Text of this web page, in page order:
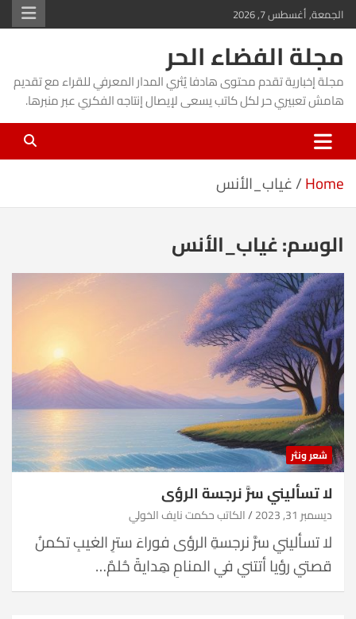
Skip
to
content
الجمعة, أغسطس 7, 2026
مجلة الفضاء الحر
مجلة إخبارية تقدم محتوى هادفا يُثري المدار المعرفي للقراء مع تقديم
هامش تعبيري حر لكل كاتب يسعى لإيصال إنتاجه الفكري عبر منبرها.
Home غياب_الأنس
الوسم:غياب_الأنس
شعر ونثر
لا تسأليني سرَّ نرجسة الرؤى
ديسمبر 31, 2023 الكاتب حكمت نايف الخولي
لا تسأليني سرَّ نرجسةِ الرؤى فوراءَ سترِ الغيبِ تكمنُ
قصتي رؤيا أتتني في المنامِ هِدايةً حُلمٌ…